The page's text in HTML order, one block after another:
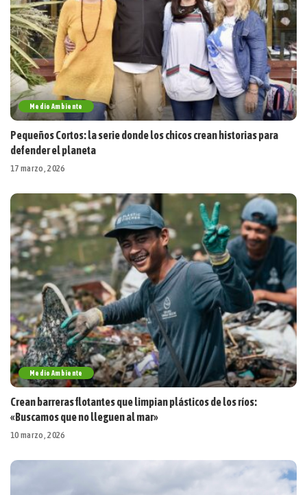
Medio Ambiente
Pequeños Cortos: la serie donde los chicos crean historias para
defender el planeta
17 marzo, 2026
Medio Ambiente
Crean barreras flotantes que limpian plásticos de los ríos:
«Buscamos que no lleguen al mar»
10 marzo, 2026